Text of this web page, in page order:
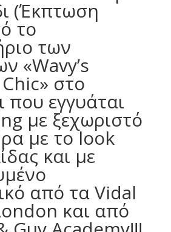
(Έκπτωση
το
των
«Wavy’s
στο
εγγυάται
με ξεχωριστό
με το look
και με
από τα Vidal
και από